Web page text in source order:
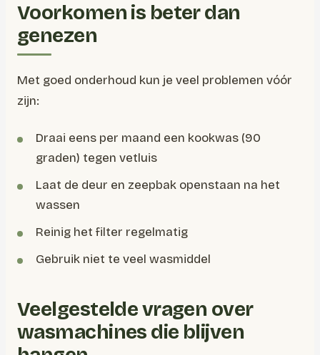
Voorkomen is beter dan
genezen
Met goed onderhoud kun je veel problemen vóór
zijn:
Draai eens per maand een kookwas (90
graden) tegen vetluis
Laat de deur en zeepbak openstaan na het
wassen
Reinig het filter regelmatig
Gebruik niet te veel wasmiddel
Veelgestelde vragen over
wasmachines die blijven